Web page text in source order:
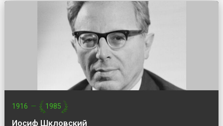
1916 — 1985
Иосиф Шкловский